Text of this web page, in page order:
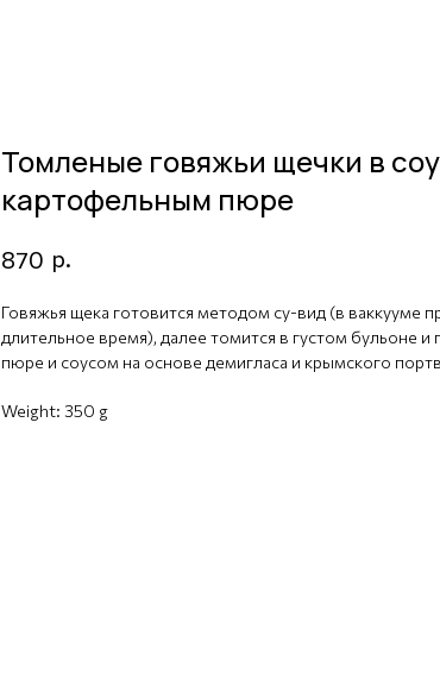
Томленые говяжьи щечки в
картофельным пюре
870 р.
Говяжья щека готовится методом су-вид (в ваккууме
длительное время), далее томится в густом бульоне
пюре и соусом на основе демигласа и крымского
Weight: 350 g